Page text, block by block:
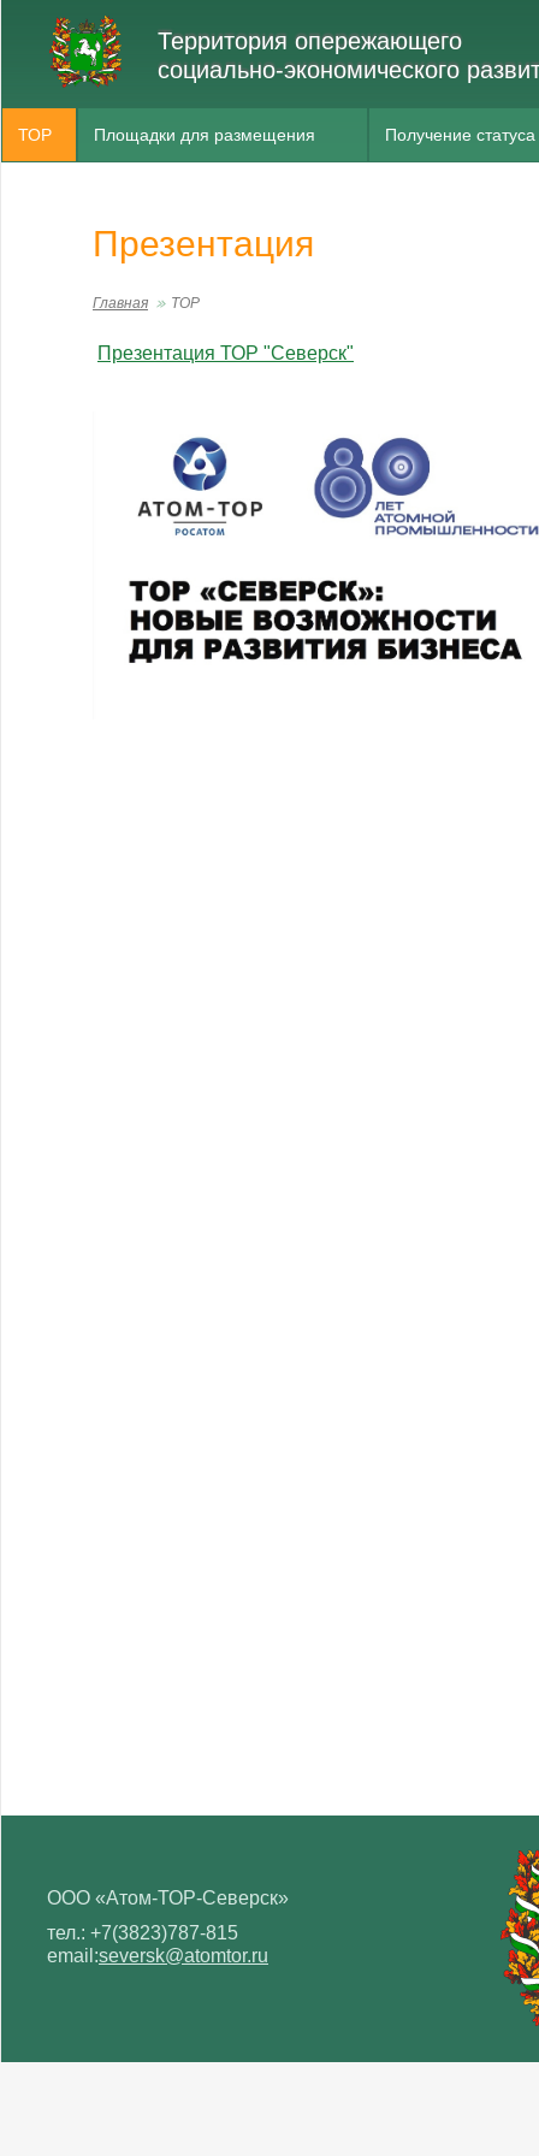
Территория опережающего
социально-экономического
ТОР Площадки для размещения Получение
Презентация
Главная ТОР
Презентация ТОР "Северск"
ООО «Атом-ТОР-Северск»
тел.: +7(3823)787-815
email:seversk@atomtor.ru